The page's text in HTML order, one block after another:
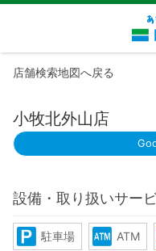
店舗検索地図へ戻る
小牧北外山店
設備・取り扱いサー
駐車場 ATM